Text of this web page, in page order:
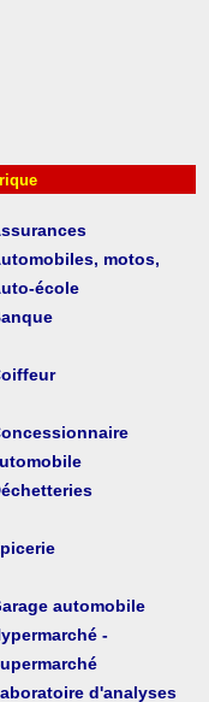
motos,
école
automobile
-
d'analyses